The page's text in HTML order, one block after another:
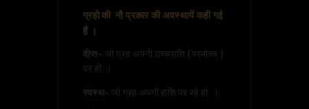
ग्रहो की नौ प्रकार की अवस्थायें कही गई
हैं ।
दीप्त – जो ग्रह अपनी उच्चराशि (परमोच्च )
पर हो ।
स्वस्थ– जो ग्रह अपनी राशि पर रहे हो ।